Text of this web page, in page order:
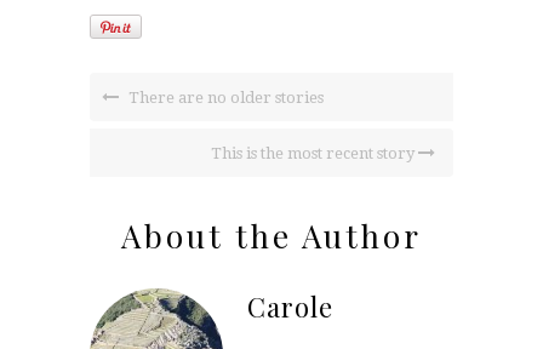
There are no older stories
This is the most recent story
About the Author
Carole